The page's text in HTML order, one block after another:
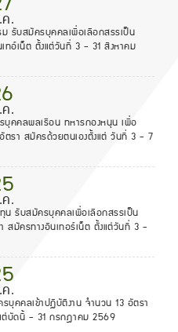
.
รับสมัครบุคคลเพื่อเลือกสรรเป็น
อ์เน็ต ตั้งแต่วันที่ 3 - 31 สิงหาคม
.
คคลพลเรือน ทหารกองหนุน เพื่อ
ตรา สมัครด้วยตนเองตั้งแต่ วันที่ 3 - 7
.
น รับสมัครบุคคลเพื่อเลือกสรรเป็น
สมัครทางอินเทอร์เน็ต ตั้งแต่วันที่ 3 -
.
บุคคลเข้าปฏิบัติงาน จำนวน 13 อัตรา
ต่บัดนี้ - 31 กรกฎาคม 2569